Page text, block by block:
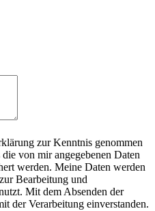
zur Kenntnis genommen
von mir angegebenen Daten
werden. Meine Daten werden
Bearbeitung und
Mit dem Absenden der
der Verarbeitung einverstanden.